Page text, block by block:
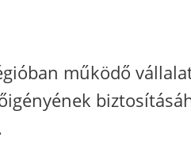
működő